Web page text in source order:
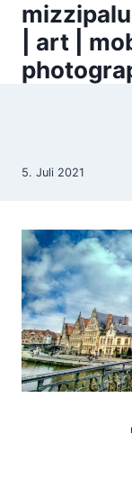
Zum
Inhalt
springen| art |
5. Juli 2021